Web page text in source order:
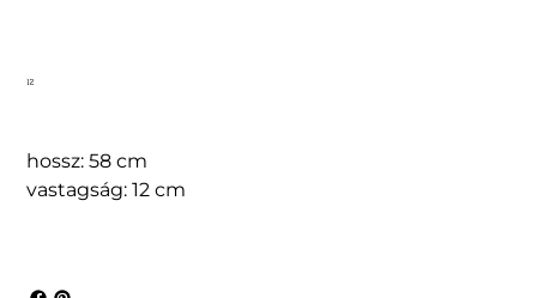
12
hossz: 58 cm
vastagság: 12 cm